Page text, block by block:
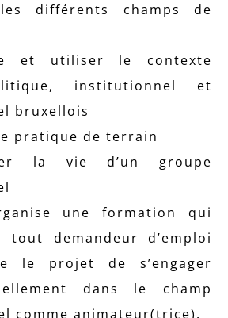
différents champs de
et utiliser le contexte
institutionnel et
bruxellois
pratique de terrain
la vie d’un groupe
une formation qui
tout demandeur d’emploi
le projet de s’engager
dans le champ
comme animateur(trice).